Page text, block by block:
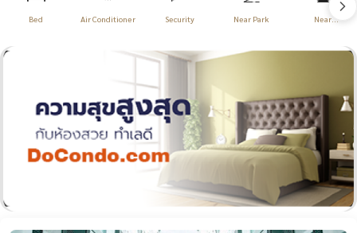
Bed Air Conditioner Security Near Park Near